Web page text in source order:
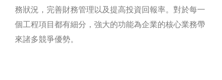
務狀況，完善財務管理以及提高投資回報率。對於每一
個工程項目都有細分，強大的功能為企業的核心業務帶
來諸多競爭優勢。